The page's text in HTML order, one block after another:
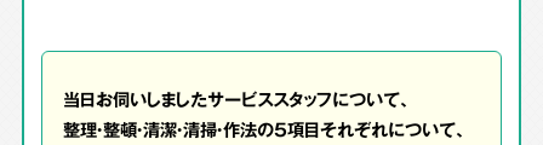
当日お伺いしましたサービススタッフについて、
整理・整頓・清潔・清掃・作法の5項目それぞれについて、